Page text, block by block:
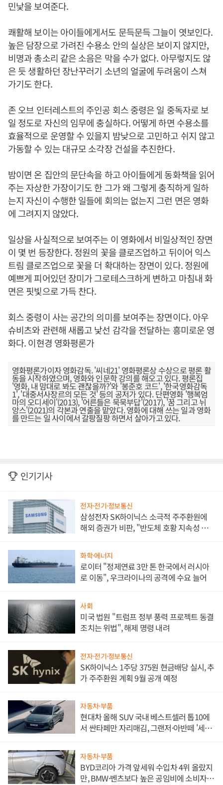
민낯을 보여준다.
쾌활해 보이는 아이들에게서도 문득문득 그늘이 엿보인다.
높은 담장으로 가려진 수용소 안의 실상은 보이지 않지만,
비명과 총소리 같은 소음은 막을 수가 없다. 아무렇지도 않
은 듯 생활하던 장난꾸러기 소년의 얼굴에 두려움이 스쳐
가기도 한다.
존 오브 인터레스트의 주인공 회스 중령은 일 중독자로 보
일 정도로 자신의 임무에 충실하다. 어떻게 하면 수용소를
효율적으로 운영할 수 있을지 밤낮으로 고민하고 쉬지 않고
가동할 수 있는 대규모 소각장 건설을 추진한다.
밤이면 온 집안의 문단속을 하고 아이들에게 동화책을 읽어
주는 자상한 가장이기도 한 그가 왜 그렇게 충직하게 일하
는지 자신이 수행한 일들에 회의는 없는지 그런 면은 영화
에 그려지지 않았다.
일상을 사실적으로 보여주는 이 영화에서 비일상적인 장면
이 몇 번 등장한다. 정원의 꽃을 클로즈업하고 뒤이어 익스
트림 클로즈업으로 꽃을 더 확대하는 장면이 있다. 정원에
예쁘게 피어있던 장미가 그로테스크하게 변하고 마침내 화
면은 핏빛으로 가득 찬다.
회스 중령이 사는 공간의 의미를 보여주는 장면이다. 아우
슈비츠와 관련해 새롭고 낯선 감각을 전달하는 흥미로운 영
화다. 이현경 영화평론가
영화평론가이자 영화감독. '씨네21' 영화평론상 수상으로 평론 활
동을 시작하였으며, 영화와 인문학 강의를 해오고 있다. 평론집
'영화, 내 맘대로 봐도 괜찮을까?'와 '봉준호 코드', '한국영화감독
1', '대중서사장르의 모든 것' 등의 공저가 있다. 단편영화 '행복엄
마의 오디세이'(2013), '어른들은 묵묵부답'(2017), '꿈 그리고 뉘
앙스'(2021)의 각본과 연출을 맡았다. 영화에 대해 쓰는 일과 영화
를 만드는 일 사이에서 갈팡질팡 하면서 살아가고 있다.
인기기사
전자·전기·정보통신
삼성전자 SK하이닉스 소극적 주주환원에
해외 증권가 비판, "반도체 호황 지속성 의
화학·에너지
로이터 "정제연료 3만 톤 한국에서 러시아
로 이동", 우크라이나의 공격에 수요 늘어
사회
미국 법원 "트럼프 정부 풍력 프로젝트 동결
조치는 위법", 해제 명령 내려
전자·전기·정보통신
SK하이닉스 1주당 375원 현금배당 실시, 추
가 주주환원 계획 9월 공개 예정
자동차·부품
현대차 올해 SUV 국내 베스트셀러 톱10에
서 싼타페만 자리매김, 그랜저·아반떼 '세단
자동차·부품
BYD코리아 가격 앞세워 수입차 4위 올랐지
만, BMW·벤츠보다 높은 공임비에 소비자